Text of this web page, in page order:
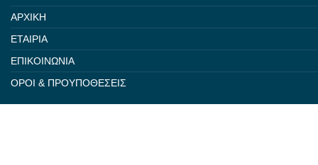
ΑΡΧΙΚΗ
ΕΤΑΙΡΙΑ
ΕΠΙΚΟΙΝΩΝΙΑ
ΟΡΟΙ & ΠΡΟΥΠΟΘΕΣΕΙΣ